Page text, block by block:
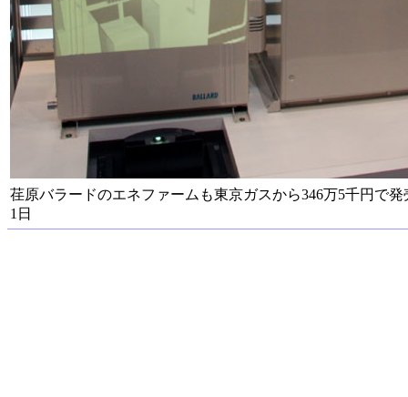
荏原バラードのエネファームも東京ガスから346万5千円で
1日